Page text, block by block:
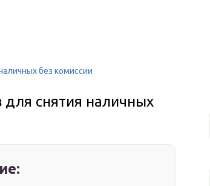
без комиссии
снятия наличных